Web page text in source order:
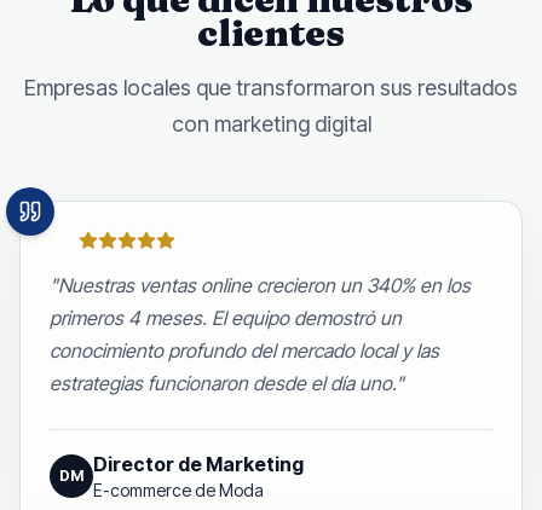
clientes
Empresas locales que transformaron sus resultados
con marketing digital
"Nuestras ventas online crecieron un 340% en los
primeros 4 meses. El equipo demostró un
conocimiento profundo del mercado local y las
estrategias funcionaron desde el día uno."
DM Director de Marketing
E-commerce de Moda